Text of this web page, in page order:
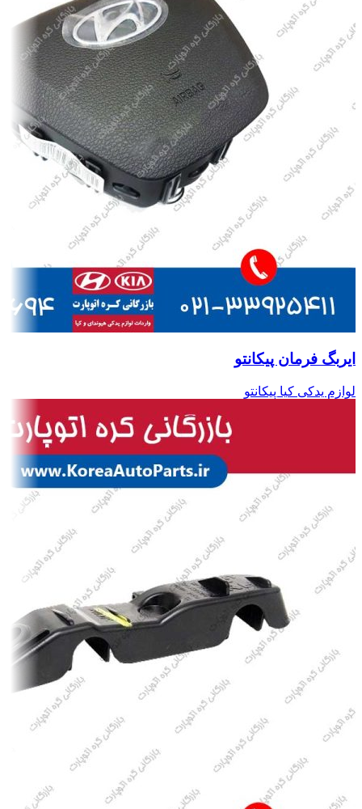
ایربگ فرمان پیکانتو
لوازم یدکی کیا پیکانتو